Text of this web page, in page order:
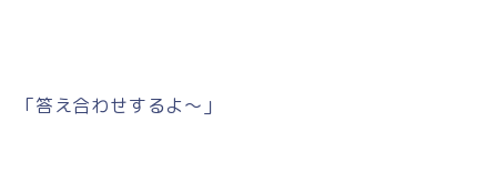
「答え合わせするよ～」